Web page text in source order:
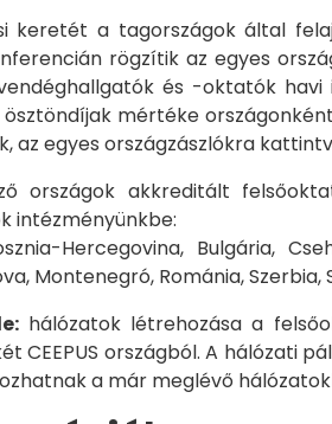
keretét a tagországok által
rögzítik az egyes
és -oktatók havi
mértéke
az egyes országzászlókra
országok akkreditált
intézményünkbe:
Hercegovina, Bulgária,
Montenegró, Románia, Szerbia,
hálózatok létrehozása a
CEEPUS országból. A hálózati
a már meglévő